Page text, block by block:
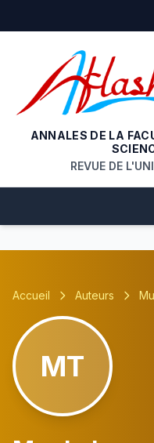
ANNALES DE LA
REVUE DE
Accueil Auteurs
MT